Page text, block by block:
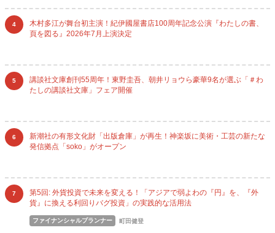
4
木村多江が舞台初主演！紀伊國屋書店100周年記念公演『わたしの書、
頁を図る』2026年7月上演決定
5
講談社文庫創刊55周年！東野圭吾、朝井リョウら豪華9名が選ぶ「＃わ
たしの講談社文庫」フェア開催
6
新潮社の有形文化財「出版倉庫」が再生！神楽坂に美術・工芸の新たな
発信拠点「soko」がオープン
7
第5回: 外貨投資で未来を変える！「アジアで弱よわの『円』を、『外
貨』に換える利回りバグ投資」の実践的な活用法
ファイナンシャルプランナー 町田健登